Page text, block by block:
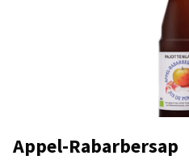
Appel-Rabarbersap